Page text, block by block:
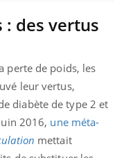
: des vertus
perte de poids, les
leur vertus,
diabète de type 2 et
2016, une méta-
mettait